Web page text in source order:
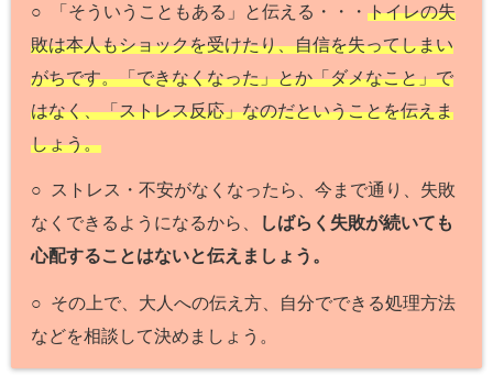
○ 「そういうこともある」と伝える・・・トイレの失
敗は本人もショックを受けたり、自信を失ってしまい
がちです。「できなくなった」とか「ダメなこと」で
はなく、「ストレス反応」なのだということを伝えま
しょう。
○ ストレス・不安がなくなったら、今まで通り、失敗
なくできるようになるから、
しばらく失敗が続いても
心配することはないと伝えましょう。
○ その上で、大人への伝え方、自分でできる処理方法
などを相談して決めましょう。